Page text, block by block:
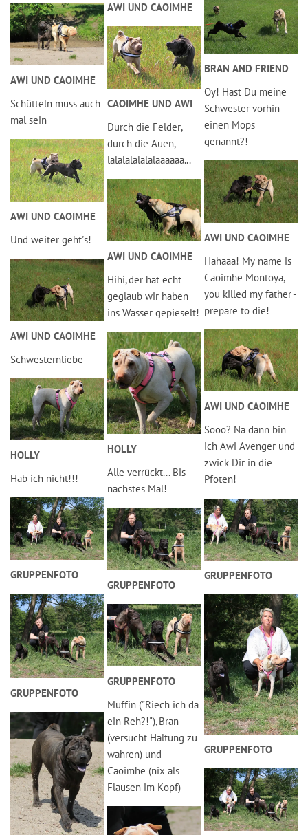
AWI UND CAOIMHE
Schütteln muss auch
mal sein
AWI UND CAOIMHE
Und weiter geht's!
AWI UND CAOIMHE
Schwesternliebe
HOLLY
Hab ich nicht!!!
GRUPPENFOTO
GRUPPENFOTO
AWI UND CAOIMHE
CAOIMHE UND AWI
Durch die Felder,
durch die Auen,
lalalalalalalaaaaaa...
AWI UND CAOIMHE
Hihi, der hat echt
geglaub wir haben
ins Wasser gepieselt!
HOLLY
Alle verrückt... Bis
nächstes Mal!
GRUPPENFOTO
GRUPPENFOTO
Muffin ("Riech ich da
ein Reh?!"), Bran
(versucht Haltung zu
wahren) und
Caoimhe (nix als
Flausen im Kopf)
BRAN AND FRIEND
Oy! Hast Du meine
Schwester vorhin
einen Mops
genannt?!
AWI UND CAOIMHE
Hahaaa! My name is
Caoimhe Montoya,
you killed my father -
prepare to die!
AWI UND CAOIMHE
Sooo? Na dann bin
ich Awi Avenger und
zwick Dir in die
Pfoten!
GRUPPENFOTO
GRUPPENFOTO